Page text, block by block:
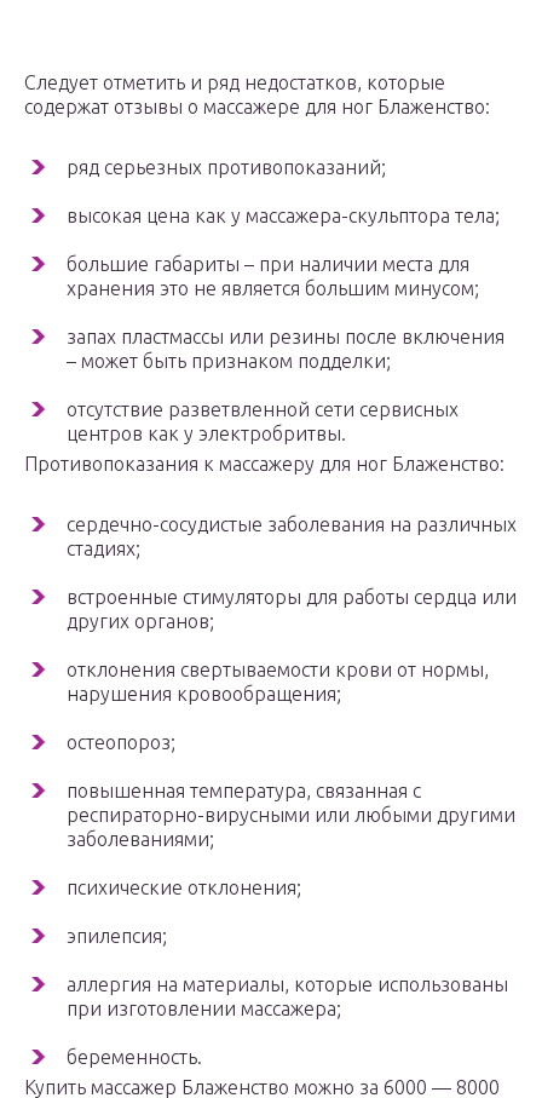
Следует отметить и ряд недостатков, которые
содержат отзывы о массажере для ног Блаженство:
ряд серьезных противопоказаний;
высокая цена как у массажера-скульптора тела;
большие габариты – при наличии места для
хранения это не является большим минусом;
запах пластмассы или резины после включения
– может быть признаком подделки;
отсутствие разветвленной сети сервисных
центров как у электробритвы.
Противопоказания к массажеру для ног Блаженство:
сердечно-сосудистые заболевания на различных
стадиях;
встроенные стимуляторы для работы сердца или
других органов;
отклонения свертываемости крови от нормы,
нарушения кровообращения;
остеопороз;
повышенная температура, связанная с
респираторно-вирусными или любыми другими
заболеваниями;
психические отклонения;
эпилепсия;
аллергия на материалы, которые использованы
при изготовлении массажера;
беременность.
Купить массажер Блаженство можно за 6000 — 8000